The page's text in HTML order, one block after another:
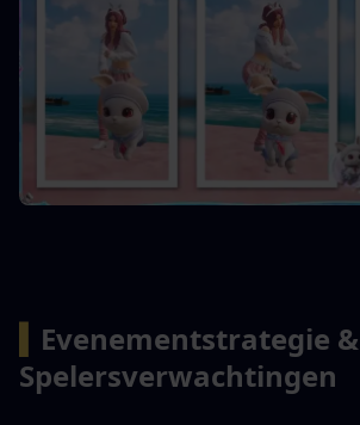
Evenementstrategie &
Spelersverwachtingen